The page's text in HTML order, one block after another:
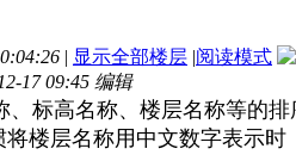
| 显示全部楼层 |阅读模式
17 09:45 编辑
、标高名称、楼层名称等的
楼层名称用中文数字表示